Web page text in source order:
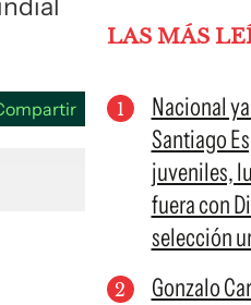
LAS MÁS
Nacional
Santiago
juveniles,
fuera con
selección
Gonzalo